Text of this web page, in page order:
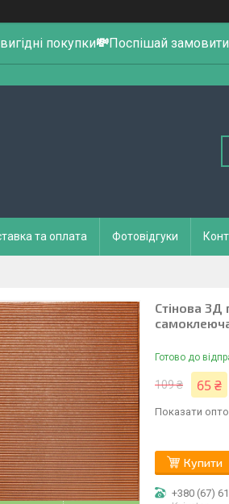
покупки💸Поспішай замовити
та оплата Фотовідгуки
Стінова 3Д
Готово до
109 ₴ 65 ₴
Показати
Купити
+380 (67)